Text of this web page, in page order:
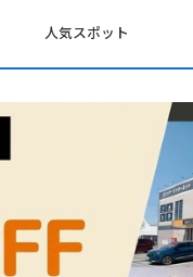
人気スポット